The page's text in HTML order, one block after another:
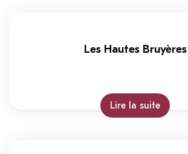
Les Hautes Bruyères
Lire la suite